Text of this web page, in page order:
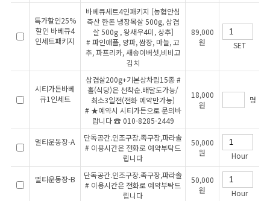
특가할인25%
할인 바베큐4
인세트패키지
바베큐세트4인패키지 [농협안심
축산 한돈 냉장목살 500g, 삼겹
살 500g , 왕새우4미, 상추]
# 파인애플, 양파, 쌈장, 마늘, 고
추, 파프리카, 새송이버섯,비비고
김치
89,000
원
SET
시티가든바베
큐1인세트
삼겹살200g+기본상차림15종 #
홀(식당)은 선착순.배달도가능/
최소3일전(전화 예약만가능)
# ★예약시 시티가든으로 문의바
랍니다 ☎ 010-8285-2449
18,000
원
명
멀티운동장-A
단독공간.인조구장.족구장,파라솔
# 이용시간은 전화로 예약부탁드
립니다
50,000
원
Hour
멀티운동장-B
단독공간.인조구장.족구장,파라솔
# 이용시간은 전화로 예약부탁드
립니다
50,000
원
Hour